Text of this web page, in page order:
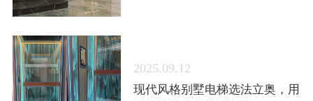
2025.09.12
现代风格别墅电梯选法立奥，用